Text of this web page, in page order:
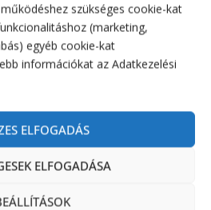
szükséges cookie-kat
(marketing,
egyéb cookie-kat
információkat az Adatkezelési
ELFOGADÁS
ELFOGADÁSA